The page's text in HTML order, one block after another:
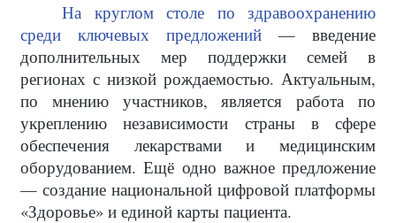
На круглом столе по здравоохранению
среди ключевых предложений— введение
дополнительных мер поддержки семей в
регионах с низкой рождаемостью. Актуальным,
по мнению участников, является работа по
укреплению независимости страны в сфере
обеспечения лекарствами и медицинским
оборудованием. Ещё одно важное предложение
— создание национальной цифровой платформы
«Здоровье» и единой карты пациента.